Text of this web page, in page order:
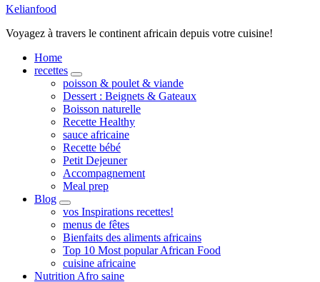
Kelianfood
Voyagez à travers le continent africain depuis votre cuisine!
Home
recettes
expand
child
menu
poisson & poulet & viande
Dessert : Beignets & Gateaux
Boisson naturelle
Recette Healthy
sauce africaine
Recette bébé
Petit Dejeuner
Accompagnement
Meal prep
Blog
expand
child
menu
vos Inspirations recettes!
menus de fêtes
Bienfaits des aliments africains
Top 10 Most popular African Food
cuisine africaine
Nutrition Afro saine